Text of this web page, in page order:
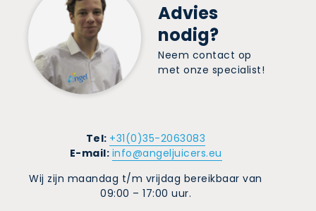
Advies
nodig?
Neem contact op
met onze specialist!
Tel: +31(0)35-2063083
E-mail: info@angeljuicers.eu
Wij zijn maandag t/m vrijdag bereikbaar van
09:00 – 17:00 uur.